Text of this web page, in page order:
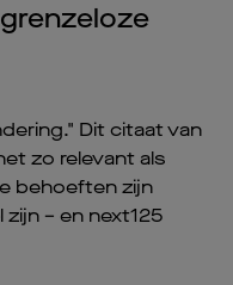
Dit citaat van
zo relevant als
behoeften zijn
– en next125